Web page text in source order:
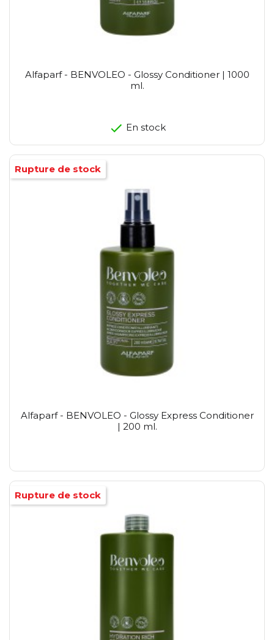
Alfaparf - BENVOLEO - Glossy Conditioner | 1000
ml.
En stock
Alfaparf - BENVOLEO - Glossy Express Conditioner
| 200 ml.
Rupture de stock
Rupture de stock